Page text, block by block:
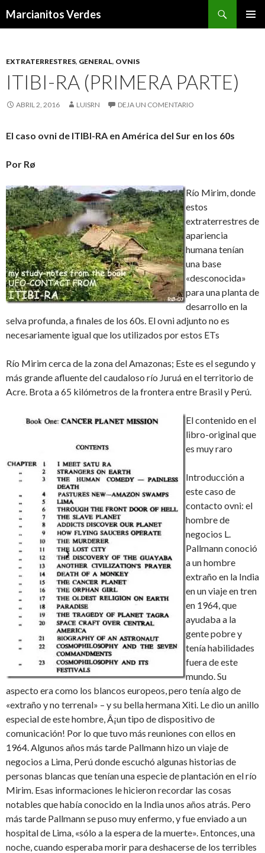
Marcianitos Verdes
EXTRATERRESTRES, GENERAL, OVNIS
ITIBI-RA (PRIMERA PARTE)
ABRIL 2, 2016 LUISRN DEJA UN COMENTARIO
El caso ovni de ITIBI-RA en América del Sur en los 60s
Por Rø
Río Mirim, donde
estos
extraterrestres de
apariencia
humana tenían
una base
«desconocida»
para una planta de
desarrollo en la
selva profunda, a finales de los 60s. El ovni adjunto no es
necesariamente igual que los utilizados por estos ETs
Río Mirim cerca de la zona del Amazonas; Este es el segundo y
más grande afluente del caudaloso río Juruá en el territorio de
Acre. Brota a 65 kilómetros de la frontera entre Brasil y Perú.
El contenido en el
libro-original que
es muy raro
Introducción a
este caso de
contacto ovni: el
hombre de
negocios L.
Pallmann conoció
a un hombre
extraño en la India
en un viaje en tren
en 1964, que
ayudaba a la
gente pobre y
tenía habilidades
fuera de este
mundo. Su
aspecto era como los blancos europeos, pero tenía algo de
«extraño y no terrenal» – y su bella hermana Xiti. Le dio un anillo
especial de este hombre, Â¡un tipo de dispositivo de
comunicación! Por lo que tuvo más reuniones con ellos en
1964. Algunos años más tarde Pallmann hizo un viaje de
negocios a Lima, Perú donde escuchó algunas historias de
personas blancas que tenían una especie de plantación en el río
Mirim. Esas informaciones le hicieron recordar las cosas
notables que había conocido en la India unos años atrás. Pero
más tarde Pallmann se puso muy enfermo, y fue enviado a un
hospital de Lima, «sólo a la espera de la muerte». Entonces, una
noche, cuando esperaba morir para deshacerse de los terribles